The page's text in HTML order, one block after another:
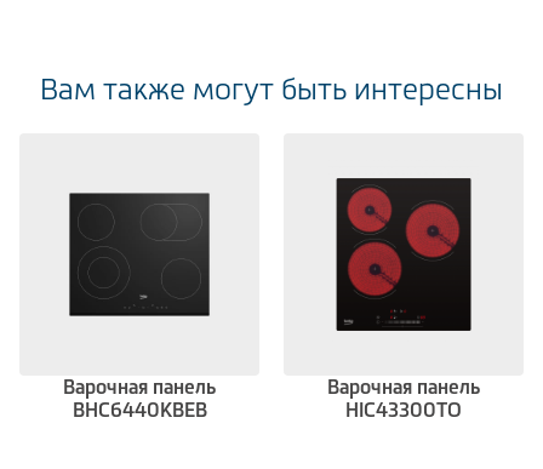
Вам также могут быть интересны
Варочная панель
BHC6440KBEB
Варочная панель
HIC43300TO